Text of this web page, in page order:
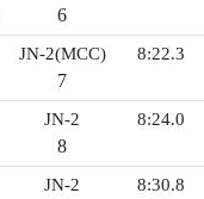
6
JN-2(MCC)
7
8:22.3
JN-2
8
8:24.0
JN-2 8:30.8